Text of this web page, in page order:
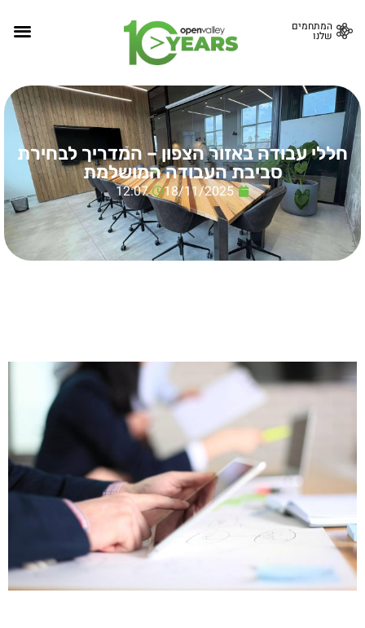
המתחמים
שלנו
חללי עבודה באזור הצפון – המדריך לבחירת
סביבת העבודה המושלמת
18/11/2025
12:07